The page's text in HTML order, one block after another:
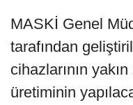
MASKİ Genel
tarafından
cihazlarının
üretiminin